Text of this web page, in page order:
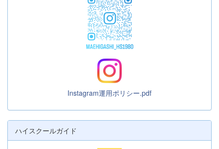
Instagram運用ポリシー.pdf
ハイスクールガイド